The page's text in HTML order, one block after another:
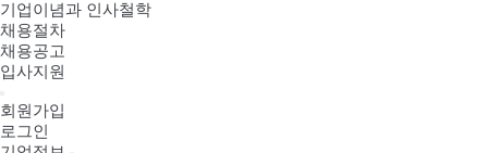
기업이념과 인사철학
채용절차
채용공고
입사지원
회원가입
로그인